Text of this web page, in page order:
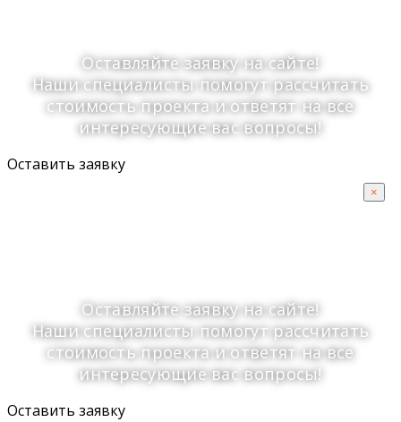
Оставляйте заявку на сайте!
Наши специалисты помогут рассчитать
стоимость проекта и ответят на все
интересующие вас вопросы!
Оставить заявку
×
Оставляйте заявку на сайте!
Наши специалисты помогут рассчитать
стоимость проекта и ответят на все
интересующие вас вопросы!
Оставить заявку